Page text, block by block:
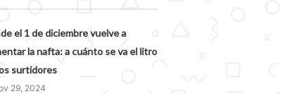
el 1 de diciembre vuelve a
la nafta: a cuánto se va el litro
surtidores
29, 2024